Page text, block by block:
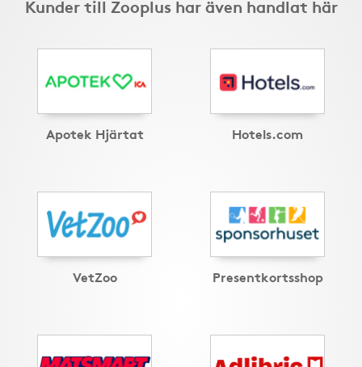
Kunder till Zooplus har även handlat här
Apotek Hjärtat Hotels.com
VetZoo Presentkortsshop